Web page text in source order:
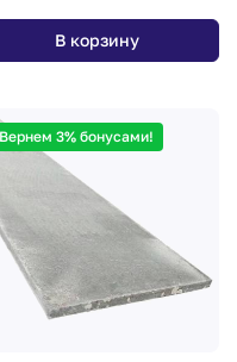
В корзину
Вернем 3% бонусами!